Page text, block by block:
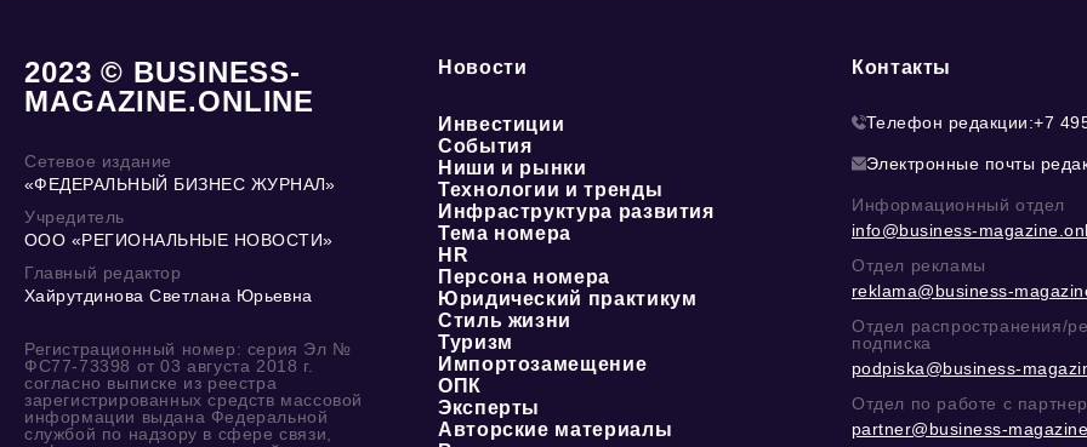
2023 © BUSINESS-
MAGAZINE.ONLINE
Сетевое издание
«ФЕДЕРАЛЬНЫЙ БИЗНЕС ЖУРНАЛ»
Учредитель
ООО «РЕГИОНАЛЬНЫЕ НОВОСТИ»
Главный редактор
Хайрутдинова Светлана Юрьевна
Регистрационный номер: серия Эл №
ФС77-73398 от 03 августа 2018 г.
согласно выписке из реестра
зарегистрированных средств массовой
информации выдана Федеральной
службой по надзору в сфере связи,
Новости
Инвестиции
События
Ниши и рынки
Технологии и тренды
Инфраструктура развития
Тема номера
HR
Персона номера
Юридический практикум
Стиль жизни
Туризм
Импортозамещение
ОПК
Эксперты
Авторские материалы
Контакты
Телефон редакции:+7
Электронные почты
Информационный отдел
info@business-
Отдел рекламы
reklama@business-
Отдел распространения/
подписка
podpiska@business-
Отдел по работе с
partner@business-